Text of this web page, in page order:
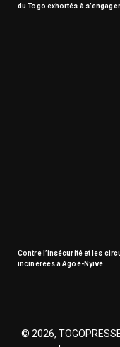
du Togo exhortés à
Contre l’insécurité et les
incinérées à Agoè-Nyivé
© 2026,